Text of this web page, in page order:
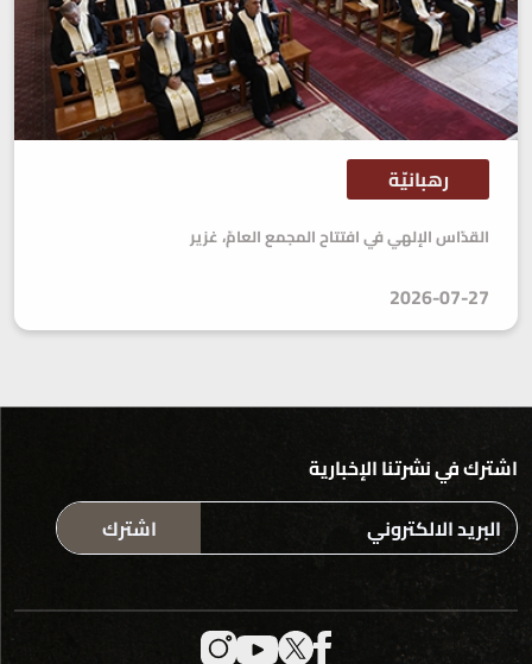
رهبانيّة
القدّاس الإلهي في افتتاح المجمع العامّ، غزير
2026-07-27
اشترك في نشرتنا الإخبارية
اشترك